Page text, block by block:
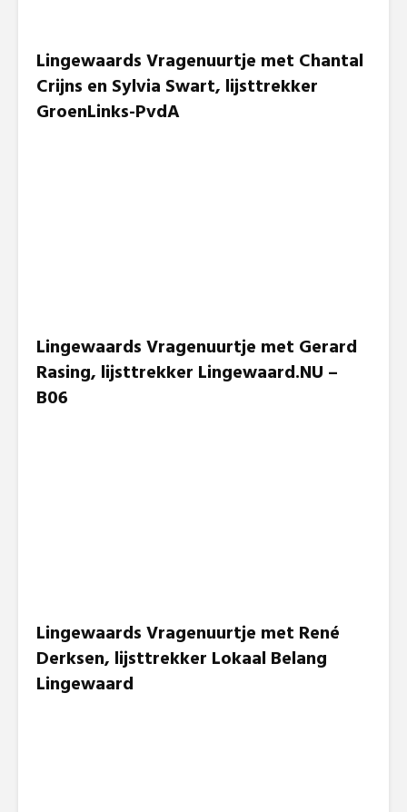
Lingewaards Vragenuurtje met Chantal
Crijns en Sylvia Swart, lijsttrekker
GroenLinks-PvdA
Lingewaards Vragenuurtje met Gerard
Rasing, lijsttrekker Lingewaard.NU –
B06
Lingewaards Vragenuurtje met René
Derksen, lijsttrekker Lokaal Belang
Lingewaard